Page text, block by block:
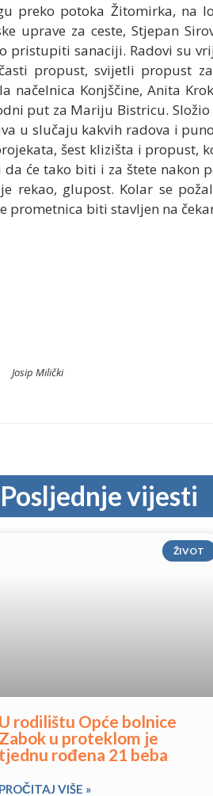
preko potoka Žitomirka, na
uprave za ceste, Stjepan
pristupiti sanaciji. Radovi su
propust, svijetli propust
načelnica Konjščine, Anita
put za Mariju Bistricu.
u slučaju kakvih radova i
šest klizišta i propust,
će tako biti i za štete nakon
rekao, glupost. Kolar se
biti stavljen na
Josip Milički
Posljednje vijesti
ŽIVOT
U rodilištu Opće bolnice
Zabok u proteklom je
tjednu rođena 21 beba
PROČITAJ VIŠE »